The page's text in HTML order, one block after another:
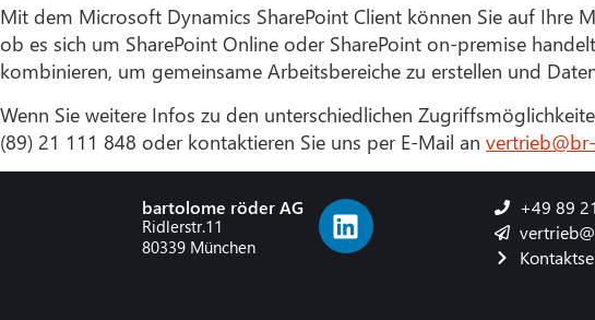
Mit dem Microsoft Dynamics SharePoint Client können Sie auf Ihre
ob es sich um SharePoint Online oder SharePoint on-premise
kombinieren, um gemeinsame Arbeitsbereiche zu erstellen und
Wenn Sie weitere Infos zu den unterschiedlichen
(89) 21 111 848 oder kontaktieren Sie uns per E-Mail an
bartolome röder AG
Ridlerstr.11
80339 München
+49 89